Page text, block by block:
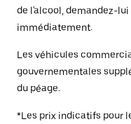
de l'alcool, demandez-
immédiatement.
Les véhicules
gouvernementales
du péage.
*Les prix indicatifs pour